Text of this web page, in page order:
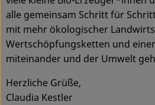
alle gemeinsam Schritt für
mit mehr ökologischer
Wertschöpfungsketten und
miteinander und der Umwelt
Herzliche Grüße,
Claudia Kestler